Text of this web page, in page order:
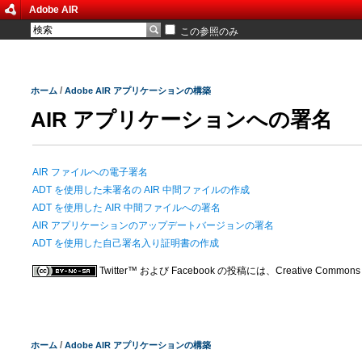
Adobe AIR
この参照のみ
ホーム / Adobe AIR アプリケーションの構築
AIR アプリケーションへの署名
AIR ファイルへの電子署名
ADT を使用した未署名の AIR 中間ファイルの作成
ADT を使用した AIR 中間ファイルへの署名
AIR アプリケーションのアップデートバージョンの署名
ADT を使用した自己署名入り証明書の作成
Twitter™ および Facebook の投稿には、Creative
ホーム / Adobe AIR アプリケーションの構築